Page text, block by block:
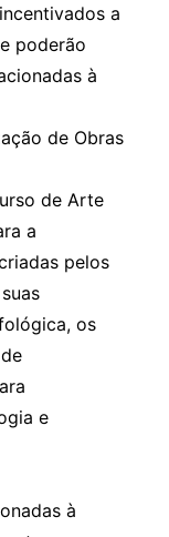
a
poderão
à
de Obras
de Arte
a
pelos
os
e
à